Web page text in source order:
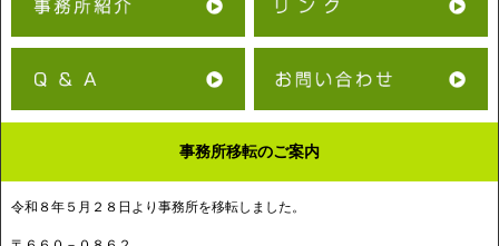
事務所移転のご案内
令和８年５月２８日より事務所を移転しました。